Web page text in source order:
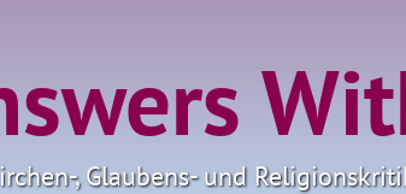
, Glaubens- und